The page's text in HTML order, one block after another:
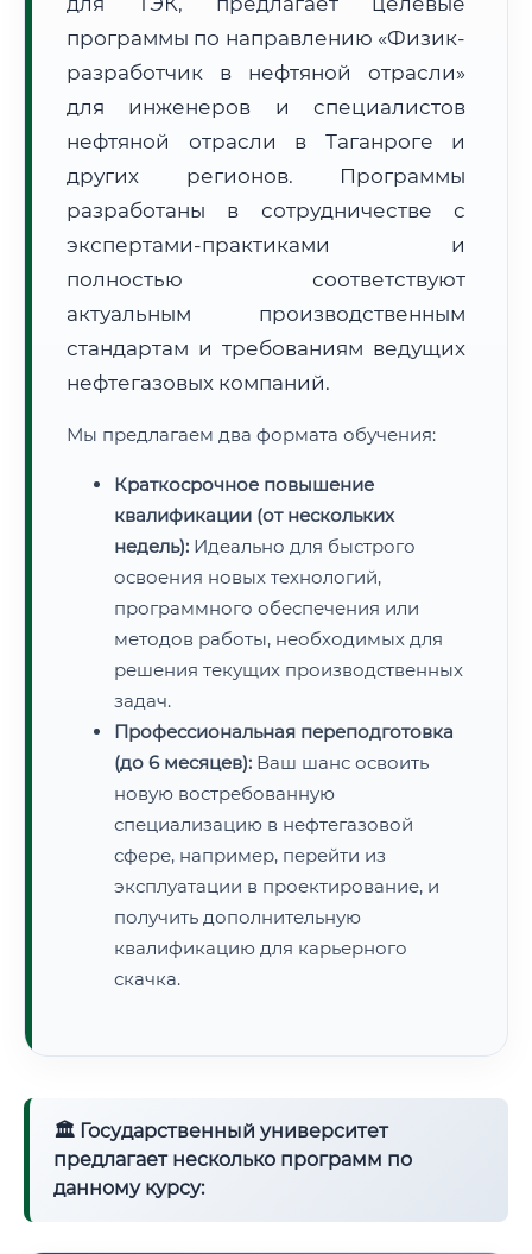
Расчет логистики оригиналов:
• Маршрут транзита:
~3 134 км
• Экспресс-доставка СДЭК / Почтой:
📜 Документы и аккредитация
программы по направлению «Физик-
разработчик в нефтяной отрасли»
для инженеров и специалистов
нефтяной отрасли в Таганроге и
других регионов. Программы
разработаны в сотрудничестве с
экспертами-практиками и
полностью соответствуют
актуальным производственным
стандартам и требованиям ведущих
нефтегазовых компаний.
Мы предлагаем два формата обучения:
Краткосрочное повышение
квалификации (от нескольких
недель): Идеально для быстрого
освоения новых технологий,
программного обеспечения или
методов работы, необходимых для
решения текущих производственных
задач.
Профессиональная переподготовка
(до 6 месяцев): Ваш шанс освоить
новую востребованную
специализацию в нефтегазовой
сфере, например, перейти из
эксплуатации в проектирование, и
получить дополнительную
квалификацию для карьерного
скачка.
🏛 Государственный университет
предлагает несколько программ по
данному курсу: